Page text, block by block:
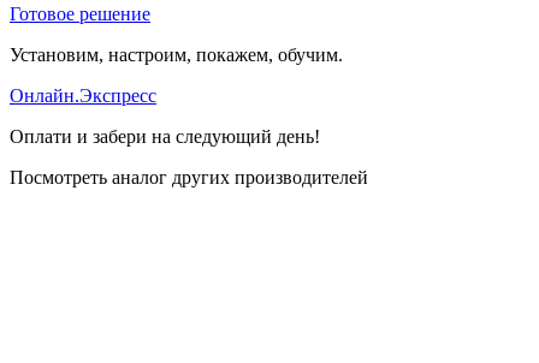
Готовое решение
Установим, настроим, покажем, обучим.
Онлайн.Экспресс
Оплати и забери на следующий день!
Посмотреть аналог других производителей